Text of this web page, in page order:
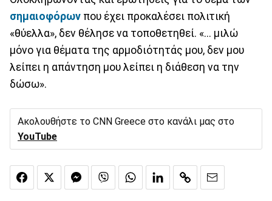
σημαιοφόρων που έχει προκαλέσει πολιτική
«θύελλα», δεν θέλησε να τοποθετηθεί. «... μιλώ
μόνο για θέματα της αρμοδιότητάς μου, δεν μου
λείπει η απάντηση μου λείπει η διάθεση να την
δώσω».
Ακολουθήστε το CNN Greece στο κανάλι μας στο
YouTube